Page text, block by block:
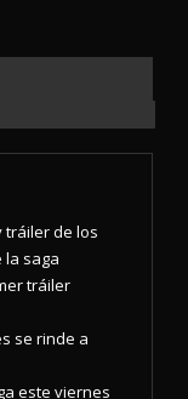
tráiler de los
la saga
tráiler
se rinde a
este viernes